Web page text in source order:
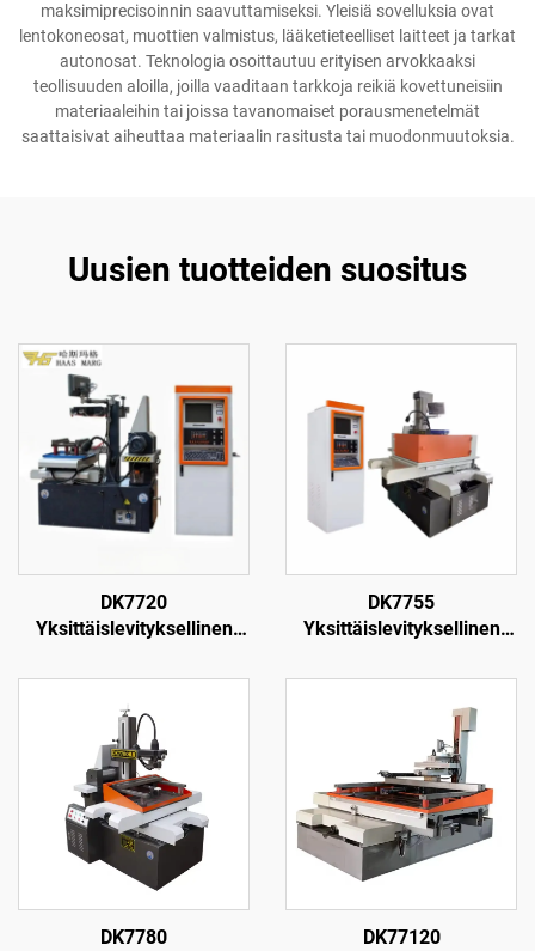
maksimiprecisoinnin saavuttamiseksi. Yleisiä sovelluksia ovat
lentokoneosat, muottien valmistus, lääketieteelliset laitteet ja tarkat
autonosat. Teknologia osoittautuu erityisen arvokkaaksi
teollisuuden aloilla, joilla vaaditaan tarkkoja reikiä kovettuneisiin
materiaaleihin tai joissa tavanomaiset porausmenetelmät
saattaisivat aiheuttaa materiaalin rasitusta tai muodonmuutoksia.
Uusien tuotteiden suositus
DK7720
Yksittäislevityksellinen
DK7755
Yksittäislevityksellinen
DK7780
DK77120